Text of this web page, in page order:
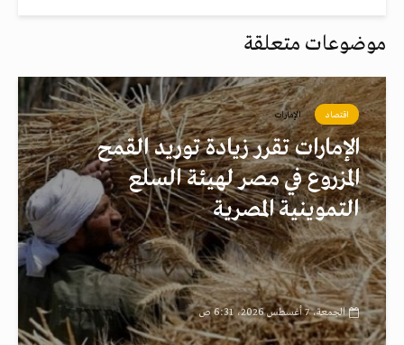
موضوعات متعلقة
اقتصاد الإمارات
الإمارات تقرر زيادة توريد القمح
المزروع في مصر لهيئة السلع
التموينية المصرية
الجمعة، 7 أغسطس 2026، 6:31 ص